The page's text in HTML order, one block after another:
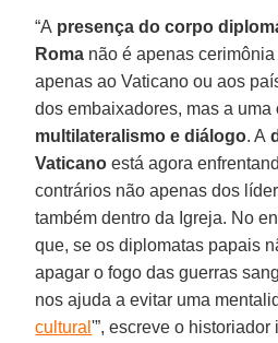
“A presença do corpo
Roma não é apenas
apenas ao Vaticano ou aos
dos embaixadores, mas a uma
multilateralismo e diálogo. A
Vaticano está agora
contrários não apenas dos
também dentro da Igreja. No
que, se os diplomatas papais
apagar o fogo das guerras
nos ajuda a evitar uma
cultural'”, escreve o historiador